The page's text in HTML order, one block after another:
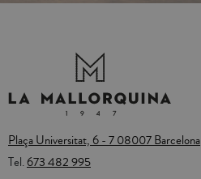
Plaça Universitat, 6 - 7 08007 Barcelona
Tel.673 482 995